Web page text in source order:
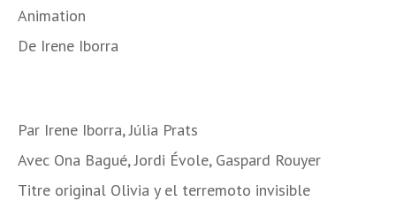
Animation
De Irene Iborra
Par Irene Iborra, Júlia Prats
Avec Ona Bagué, Jordi Évole, Gaspard Rouyer
Titre original Olivia y el terremoto invisible